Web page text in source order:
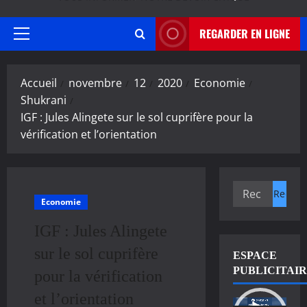
Menu
REGARDER EN LIGNE
Accueil novembre 12 2020
Economie
Shukrani
IGF : Jules Alingete sur le sol cuprifère pour la
vérification et l’orientation
Economie
IGF : Jules Alingete
sur le sol cuprifère
pour la vérification
et l’orientation
Rechercher :
ESPACE